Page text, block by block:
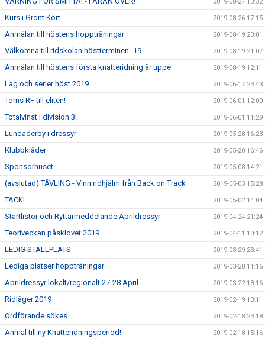
Kurs i Grönt Kort 2019-08-26 17:15
Anmälan till höstens hoppträningar 2019-08-19 23:01
Välkomna till ridskolan höstterminen -19 2019-08-19 21:07
Anmälan till höstens första knatteridning är uppe 2019-08-19 12:11
Lag och serier höst 2019 2019-06-17 23:43
Torns RF till eliten! 2019-06-01 12:00
Totalvinst i division 3! 2019-06-01 11:29
Lundaderby i dressyr 2019-05-28 16:23
Klubbkläder 2019-05-20 16:46
Sponsorhuset 2019-05-08 14:21
(avslutad) TÄVLING - Vinn ridhjälm från Back on Track 2019-05-03 15:28
TACK! 2019-05-02 14:04
Startlistor och Ryttarmeddelande Aprildressyr 2019-04-24 21:24
Teoriveckan påsklovet 2019 2019-04-11 10:12
LEDIG STALLPLATS 2019-03-29 23:41
Lediga platser hoppträningar 2019-03-28 11:16
Aprildressyr lokalt/regionalt 27-28 April 2019-03-22 18:16
Ridläger 2019 2019-02-19 13:11
Ordförande sökes 2019-02-18 23:18
Anmäl till ny Knatteridningsperiod! 2019-02-18 15:16